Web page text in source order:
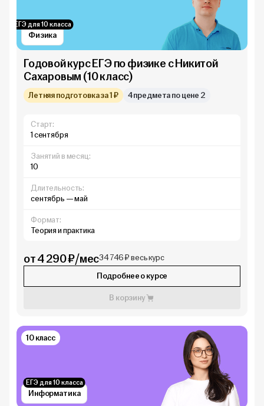
Физика
ЕГЭ для 10 класса
Годовой курс ЕГЭ по физике с Никитой
Сахаровым (10 класс)
Летняя подготовка за 1 ₽ 4 предмета по цене 2
Старт:
1 сентября
Занятий в месяц:
10
Длительность:
сентябрь — май
Формат:
Теория и практика
от 4 290 ₽/мес34 746 ₽ весь курс
Подробнее о курсе
В корзину
Информатика
ЕГЭ для 10 класса
10 класс